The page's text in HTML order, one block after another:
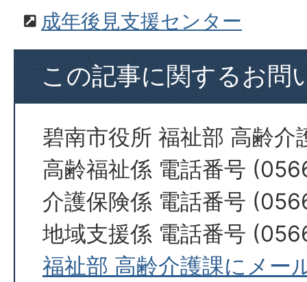
成年後見支援センター
この記事に関するお問
碧南市役所 福祉部 高齢介
高齢福祉係 電話番号
介護保険係 電話番号
地域支援係 電話番号
福祉部 高齢介護課にメー